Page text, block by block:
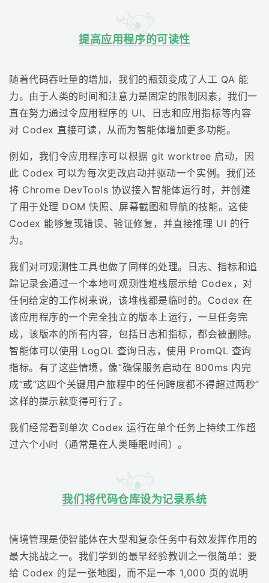
提高应用程序的可读性
随着代码吞吐量的增加，我们的瓶颈变成了人工 QA 能
力。由于人类的时间和注意力是固定的限制因素，我们一
直在努力通过令应用程序的 UI、日志和应用指标等内容
对 Codex 直接可读，从而为智能体增加更多功能。
例如，我们令应用程序可以根据 git worktree 启动，因
此 Codex 可以为每次更改启动并驱动一个实例。我们还
将 Chrome DevTools 协议接入智能体运行时，并创建
了用于处理 DOM 快照、屏幕截图和导航的技能。这使
Codex 能够复现错误、验证修复，并直接推理 UI 的行
为。
我们对可观测性工具也做了同样的处理。日志、指标和追
踪记录会通过一个本地可观测性堆栈展示给 Codex，对
任何给定的工作树来说，该堆栈都是临时的。Codex 在
该应用程序的一个完全独立的版本上运行，一旦任务完
成，该版本的所有内容，包括日志和指标，都会被删除。
智能体可以使用 LogQL 查询日志，使用 PromQL 查询
指标。有了这些情境，像”确保服务启动在 800ms 内完
成”或”这四个关键用户旅程中的任何跨度都不得超过两秒”
这样的提示就变得可行了。
我们经常看到单次 Codex 运行在单个任务上持续工作超
过六个小时（通常是在人类睡眠时间）。
我们将代码仓库设为记录系统
情境管理是使智能体在大型和复杂任务中有效发挥作用的
最大挑战之一。我们学到的最早经验教训之一很简单：要
给 Codex 的是一张地图，而不是一本 1,000 页的说明